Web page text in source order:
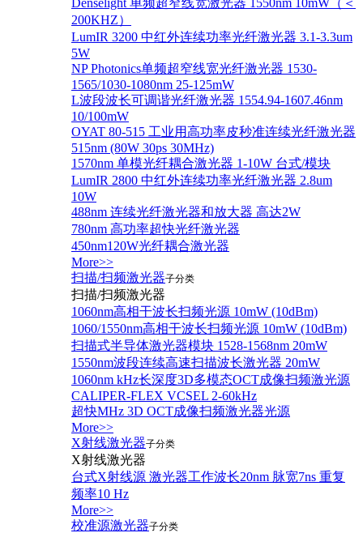
Denselight 单频超窄线宽激光器 1550nm 10mW（＜
200KHZ）
LumIR 3200 中红外连续功率光纤激光器 3.1-3.3um
5W
NP Photonics单频超窄线宽光纤激光器 1530-
1565/1030-1080nm 25-125mW
L波段波长可调谐光纤激光器 1554.94-1607.46nm
10/100mW
OYAT 80-515 工业用高功率皮秒准连续光纤激光器
515nm (80W 30ps 30MHz)
1570nm 单模光纤耦合激光器 1-10W 台式/模块
LumIR 2800 中红外连续功率光纤激光器 2.8um
10W
488nm 连续光纤激光器和放大器 高达2W
780nm 高功率超快光纤激光器
450nm120W光纤耦合激光器
More>>
扫描/扫频激光器子分类
扫描/扫频激光器
1060nm高相干波长扫频光源 10mW (10dBm)
1060/1550nm高相干波长扫频光源 10mW (10dBm)
扫描式半导体激光器模块 1528-1568nm 20mW
1550nm波段连续高速扫描波长激光器 20mW
1060nm kHz长深度3D多模态OCT成像扫频激光源
CALIPER-FLEX VCSEL 2-60kHz
超快MHz 3D OCT成像扫频激光器光源
More>>
X射线激光器子分类
X射线激光器
台式X射线源 激光器工作波长20nm 脉宽7ns 重复
频率10 Hz
More>>
校准源激光器子分类